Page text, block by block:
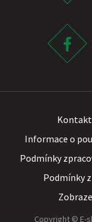
Kontakt
Informace o
Podmínky
Podmínky
Copyright © E-